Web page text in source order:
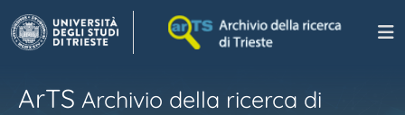
ArTS Archivio della ricerca di